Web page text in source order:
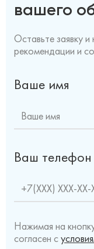
вашего
Оставьте заявку
рекомендации и
Ваше имя
Ваш телефон
Нажимая на
согласен с